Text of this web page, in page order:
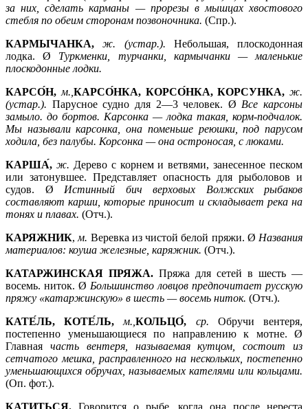
за них, сделать карманы — прорезы в мышцах хвостового
стебля по обеим сторонам позвоночника. (Спр.).
КАРМЫЧАНКА,ж. (устар.). Небольшая, плоскодонная
лодка. Ø Туркменки, турчанки, кармычанки —
маленькие
плоскодонные лодки.
КАРСО́Н, м., КАРСО́НКА, КОРСО́НКА, КОРСУНКА, ж.
(устар.). Парусное судно для 2—3 человек. Ø Все карсоны
замыло. до бортов. Карсонка — лодка такая, корм-подчалок.
Мы называли карсонка, она поменьше реюшки, под парусом
ходила, без палубы. Корсонка — она остроносая, с люками.
КАРША́, ж. Дерево с корнем и ветвями, занесенное песком
или затонувшее. Представляет опасность для рыболовов и
судов. Ø Истинный бич верховых Волжских рыбаков
составляют карши, которые приносит и складывает река на
тонях и плавах. (Отч.).
КАРЯЖНИК, м. Веревка из чистой белой пряжи. Ø Названия
материалов: коуша железные, каряжник. (Отч.).
КАТАРЖИНСКАЯ ПРЯЖА. Пряжа для сетей в шесть —
восемь. ниток. Ø Большинство ловцов предпочитает русскую
пряжу «катаржинскую» в шесть — восемь ниток. (Отч.).
КАТЕ́ЛЬ, КОТЕ́ЛЬ,
м.,КОЛЬЦО́, ср. Обручи вентеря,
постепенно уменьшающиеся по направлению к мотне. Ø
Главная часть вентеря, называемая кутцом, состоит из
сетчатого мешка, расправленного на нескольких, постепенно
уменьшающихся обручах, называемых кателями или кольцами.
(Оп. фот.).